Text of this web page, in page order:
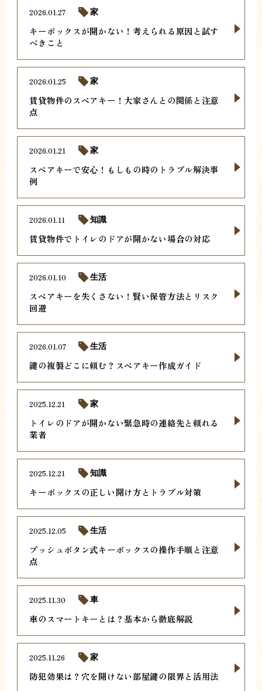
キーボックスが開かない！考えられる原因と試す
べきこと
2026.01.27 家
賃貸物件のスペアキー！大家さんとの関係と注意
点
2026.01.25 家
スペアキーで安心！もしもの時のトラブル解決事
例
2026.01.21 家
賃貸物件でトイレのドアが開かない場合の対応
2026.01.11 知識
スペアキーを失くさない！賢い保管方法とリスク
回避
2026.01.10 生活
鍵の複製どこに頼む？スペアキー作成ガイド
2026.01.07 生活
トイレのドアが開かない緊急時の連絡先と頼れる
業者
2025.12.21 家
キーボックスの正しい開け方とトラブル対策
2025.12.21 知識
プッシュボタン式キーボックスの操作手順と注意
点
2025.12.05 生活
車のスマートキーとは？基本から徹底解説
2025.11.30 車
防犯効果は？穴を開けない部屋鍵の限界と活用法
2025.11.26 家